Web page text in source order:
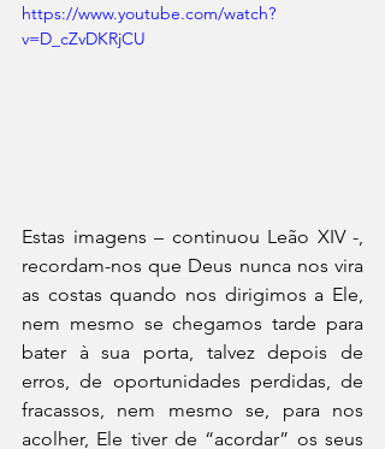
https://www.youtube.com/watch?
v=D_cZvDKRjCU
Estas imagens – continuou Leão XIV -,
recordam-nos que Deus nunca nos vira
as costas quando nos dirigimos a Ele,
nem mesmo se chegamos tarde para
bater à sua porta, talvez depois de
erros, de oportunidades perdidas, de
fracassos, nem mesmo se, para nos
acolher, Ele tiver de “acordar” os seus